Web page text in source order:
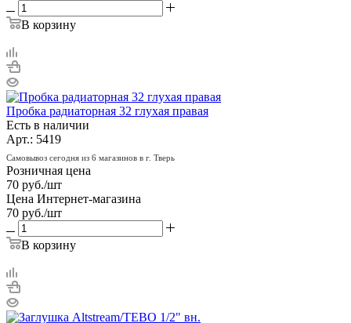
В корзину
Пробка радиаторная 32 глухая правая
Есть в наличии
Арт.: 5419
Самовывоз сегодня из 6 магазинов в г. Тверь
Розничная цена
70 руб./шт
Цена Интернет-магазина
70 руб./шт
В корзину